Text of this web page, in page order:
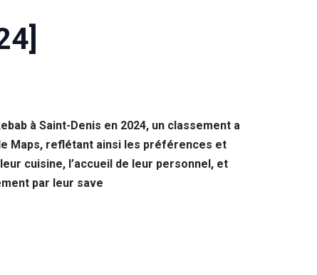
à Saint-Denis en 2024, un classement a
Maps, reflétant ainsi les préférences et
cuisine, l’accueil de leur personnel, et
par leur save